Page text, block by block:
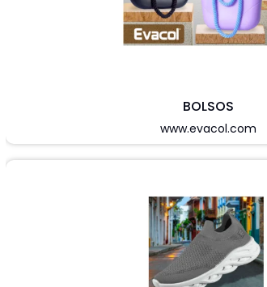
BOLSOS
www.evacol.com